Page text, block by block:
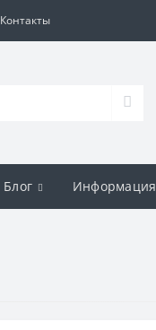
Контакты
Блог Информация